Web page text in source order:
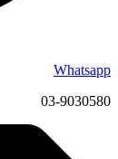
Whatsapp
03-9030580